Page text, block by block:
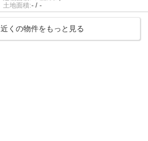
土地面積:- / -
近くの物件をもっと見る